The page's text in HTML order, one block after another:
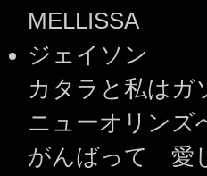
MELLISSA
ジェイソン
カタラと私はガ
ニューオリンズ
がんばって 愛